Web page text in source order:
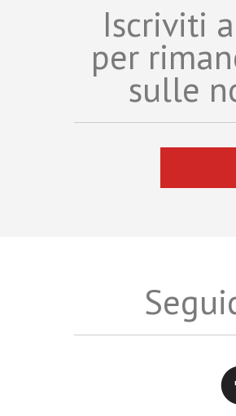
Iscriviti
per
sulle